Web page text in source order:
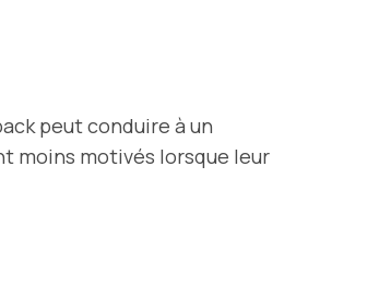
peut conduire à un
moins motivés lorsque leur